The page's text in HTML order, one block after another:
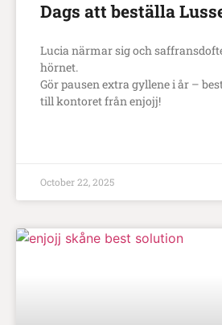
Dags att beställa
Lucia närmar sig och
hörnet.
Gör pausen extra gyllene i år –
till kontoret från enjojj!
October 22, 2025